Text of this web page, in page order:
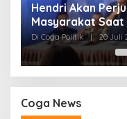
Hendri Akan
Masyarakat Saat
Kelurahan
Di Coga Politik 20 Juli
Coga News